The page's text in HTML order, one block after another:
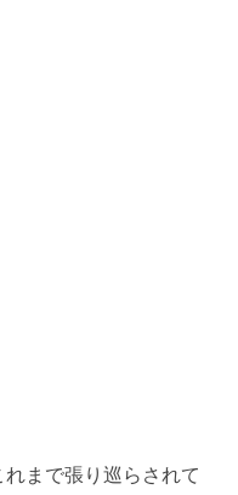
れまで張り巡らされて